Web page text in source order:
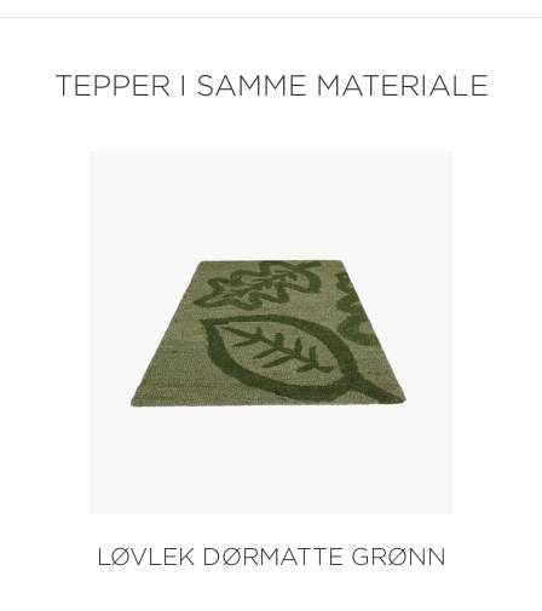
TEPPER I SAMME MATERIALE
LØVLEK DØRMATTE GRØNN